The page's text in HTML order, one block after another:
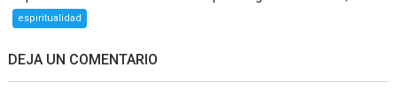
espiritualidad
DEJA UN COMENTARIO